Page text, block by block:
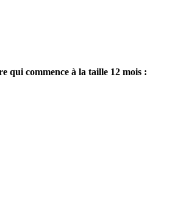
qui commence à la taille 12 mois :